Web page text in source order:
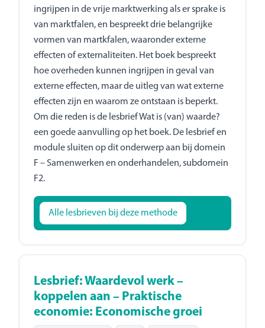
ingrijpen in de vrije marktwerking als er sprake is
van marktfalen, en bespreekt drie belangrijke
vormen van martkfalen, waaronder externe
effecten of externaliteiten. Het boek bespreekt
hoe overheden kunnen ingrijpen in geval van
externe effecten, maar de uitleg van wat externe
effecten zijn en waarom ze ontstaan is beperkt.
Om die reden is de lesbrief Wat is (van) waarde?
een goede aanvulling op het boek. De lesbrief en
module sluiten op dit onderwerp aan bij domein
F – Samenwerken en onderhandelen, subdomein
F2.
Alle lesbrieven bij deze methode
Lesbrief: Waardevol werk –
koppelen aan – Praktische
economie: Economische groei